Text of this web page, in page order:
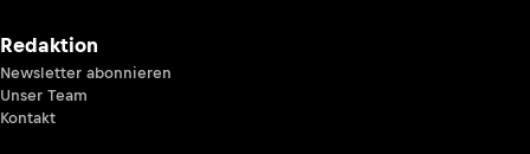
Redaktion
Newsletter abonnieren
Unser Team
Kontakt